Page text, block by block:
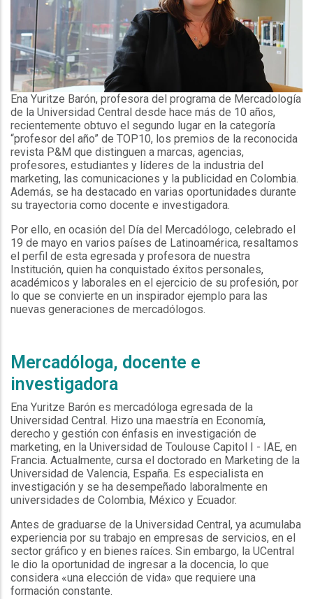
Ena Yuritze Barón, profesora del programa de Mercadología
de la Universidad Central desde hace más de 10 años,
recientemente obtuvo el segundo lugar en la categoría
“profesor del año” de TOP10, los premios de la reconocida
revista P&M que distinguen a marcas, agencias,
profesores, estudiantes y líderes de la industria del
marketing, las comunicaciones y la publicidad en Colombia.
Además, se ha destacado en varias oportunidades durante
su trayectoria como docente e investigadora.
Por ello, en ocasión del Día del Mercadólogo, celebrado el
19 de mayo en varios países de Latinoamérica, resaltamos
el perfil de esta egresada y profesora de nuestra
Institución, quien ha conquistado éxitos personales,
académicos y laborales en el ejercicio de su profesión, por
lo que se convierte en un inspirador ejemplo para las
nuevas generaciones de mercadólogos.
Mercadóloga, docente e
investigadora
Ena Yuritze Barón es mercadóloga egresada de la
Universidad Central. Hizo una maestría en Economía,
derecho y gestión con énfasis en investigación de
marketing, en la Universidad de Toulouse Capitol I - IAE, en
Francia. Actualmente, cursa el doctorado en Marketing de la
Universidad de Valencia, España. Es especialista en
investigación y se ha desempeñado laboralmente en
universidades de Colombia, México y Ecuador.
Antes de graduarse de la Universidad Central, ya acumulaba
experiencia por su trabajo en empresas de servicios, en el
sector gráfico y en bienes raíces. Sin embargo, la UCentral
le dio la oportunidad de ingresar a la docencia, lo que
considera «una elección de vida» que requiere una
formación constante.